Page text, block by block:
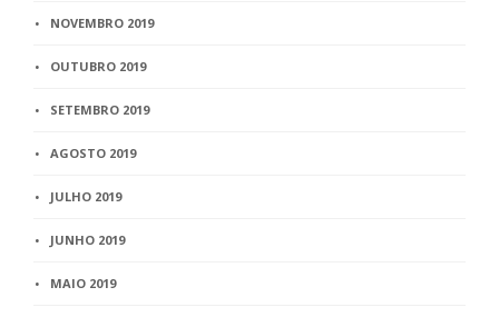
NOVEMBRO 2019
OUTUBRO 2019
SETEMBRO 2019
AGOSTO 2019
JULHO 2019
JUNHO 2019
MAIO 2019